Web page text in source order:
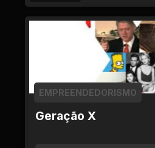
Geração X
EMPREENDEDORISMO